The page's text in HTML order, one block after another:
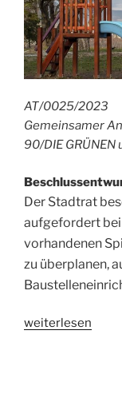
AT/0025/2023
Gemeinsamer
90/DIE GRÜNEN
Der Stadtrat
aufgefordert
vorhandenen
zu überplanen,
„Antrag:
weiterlesen